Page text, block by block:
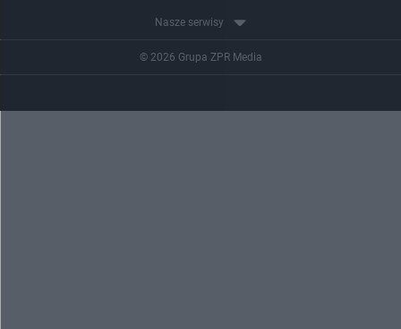
Nasze serwisy
© 2026 Grupa ZPR Media